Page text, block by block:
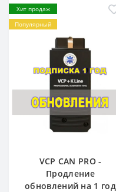
Хит продаж
Популярный
VCP CAN PRO -
Продление
обновлений на 1 год